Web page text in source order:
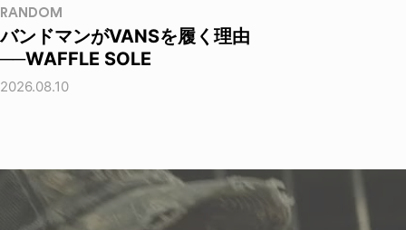
RANDOM
バンドマンがVANSを履く理由
──WAFFLE SOLE
2026.08.10